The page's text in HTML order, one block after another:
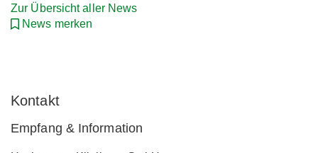
Zur Übersicht aller News
News merken
Kontakt
Empfang & Information